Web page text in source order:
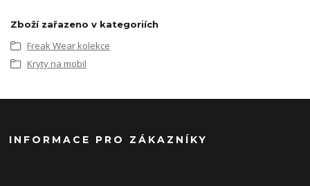
Zboží zařazeno v kategoriích
Freak Wear kolekce
Kryty na mobil
INFORMACE PRO ZÁKAZNÍKY